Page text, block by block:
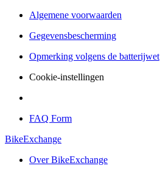
Algemene voorwaarden
Gegevensbescherming
Opmerking volgens de batterijwet
Cookie-instellingen
FAQ Form
BikeExchange
Over BikeExchange